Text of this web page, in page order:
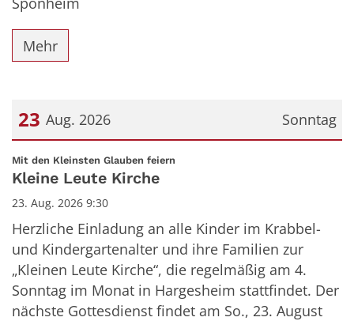
Mehr
Sonntag
23 Aug. 2026
Datum: 23. August 2026
Mit den Kleinsten Glauben feiern
Kleine Leute Kirche
23. Aug. 2026 9:30
Herzliche Einladung an alle Kinder im Krabbel-
und Kindergartenalter und ihre Familien zur
„Kleinen Leute Kirche“, die regelmäßig am 4.
Sonntag im Monat in Hargesheim stattfindet. Der
nächste Gottesdienst findet am So., 23. August